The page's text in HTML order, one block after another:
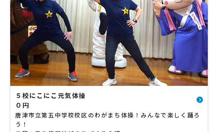
５校にこにこ元気体操
０円
唐津市立第五中学校校区のわがまち体操！みんなで楽しく踊ろ
う！